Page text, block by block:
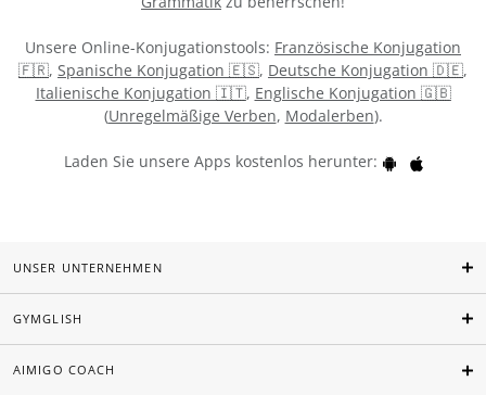
Unsere Online-Konjugationstools: Französische Konjugation
🇫🇷, Spanische Konjugation 🇪🇸, Deutsche Konjugation 🇩🇪,
Italienische Konjugation 🇮🇹, Englische Konjugation 🇬🇧
(Unregelmäßige Verben, Modalerben).
Laden Sie unsere Apps kostenlos herunter:
UNSER UNTERNEHMEN
GYMGLISH
AIMIGO COACH